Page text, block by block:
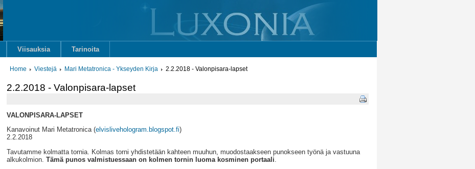
Viisauksia Tarinoita
Home Viestejä Mari Metatronica - Ykseyden Kirja 2.2.2018 - Valonpisara-lapset
2.2.2018 - Valonpisara-lapset
VALONPISARA-LAPSET
Kanavoinut Mari Metatronica (elvislivehologram.blogspot.fi)
2.2.2018
Tavutamme kolmatta tornia. Kolmas torni yhdistetään kahteen muuhun, muodostaakseen punokseen työnä ja vastuuna
alkukolmion. Tämä punos valmistuessaan on kolmen tornin luoma kosminen portaali